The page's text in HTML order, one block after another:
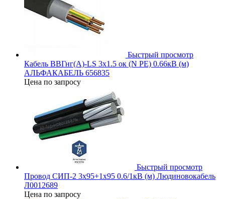
Быстрый просмотр
Кабель ВВГнг(А)-LS 3х1.5 ок (N PE) 0.66кВ (м)
АЛЬФАКАБЕЛЬ 656835
Цена по запросу
Быстрый просмотр
Провод СИП-2 3х95+1х95 0.6/1кВ (м) Людиновокабель
Л0012689
Цена по запросу